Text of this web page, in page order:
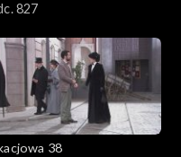
827
38